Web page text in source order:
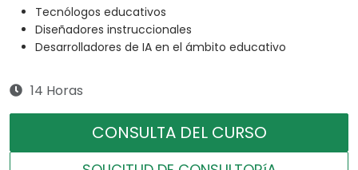
Tecnólogos educativos
Diseñadores instruccionales
Desarrolladores de IA en el ámbito educativo
14 Horas
CONSULTA DEL CURSO